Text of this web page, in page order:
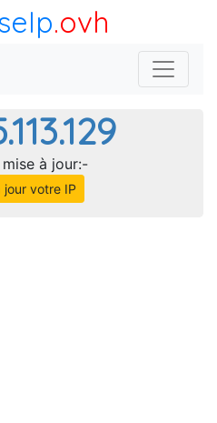
.ovh
à jour:-
jour votre IP